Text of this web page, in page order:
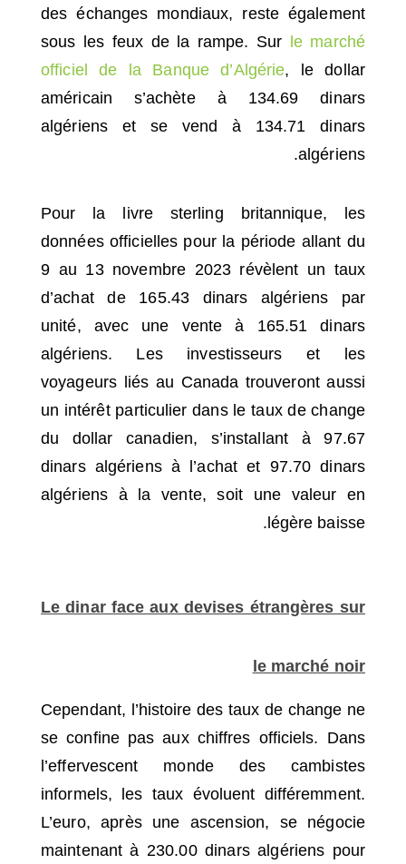
des échanges mondiaux, reste également
sous les feux de la rampe. Sur le marché
officiel de la Banque d’Algérie, le dollar
américain s’achète à 134.69 dinars
algériens et se vend à 134.71 dinars
algériens.
Pour la livre sterling britannique, les
données officielles pour la période allant du
9 au 13 novembre 2023 révèlent un taux
d’achat de 165.43 dinars algériens par
unité, avec une vente à 165.51 dinars
algériens. Les investisseurs et les
voyageurs liés au Canada trouveront aussi
un intérêt particulier dans le taux de change
du dollar canadien, s’installant à 97.67
dinars algériens à l’achat et 97.70 dinars
algériens à la vente, soit une valeur en
légère baisse.
Le dinar face aux devises étrangères sur
le marché noir
Cependant, l’histoire des taux de change ne
se confine pas aux chiffres officiels. Dans
l’effervescent monde des cambistes
informels, les taux évoluent différemment.
L’euro, après une ascension, se négocie
maintenant à 230.00 dinars algériens pour